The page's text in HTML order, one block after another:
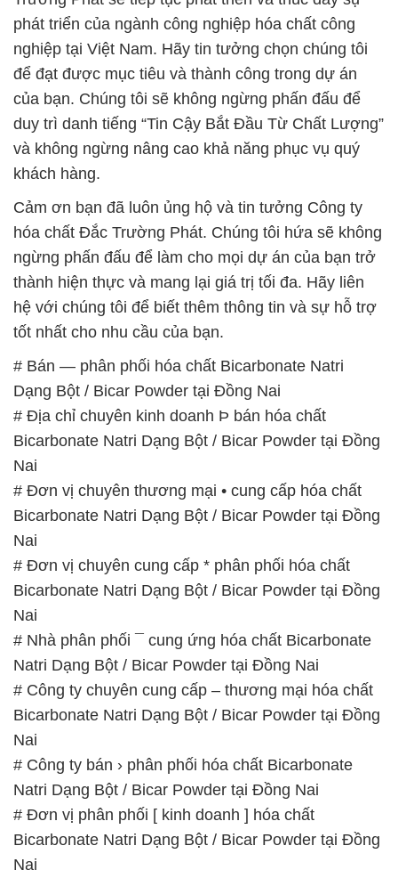
duy trì danh tiếng “Tin Cậy Bắt Đầu Từ Chất Lượng”
và không ngừng nâng cao khả năng phục vụ quý
khách hàng.
Cảm ơn bạn đã luôn ủng hộ và tin tưởng Công ty
hóa chất Đắc Trường Phát. Chúng tôi hứa sẽ không
ngừng phấn đấu để làm cho mọi dự án của bạn trở
thành hiện thực và mang lại giá trị tối đa. Hãy liên
hệ với chúng tôi để biết thêm thông tin và sự hỗ trợ
tốt nhất cho nhu cầu của bạn.
# Bán — phân phối hóa chất Bicarbonate Natri
Dạng Bột / Bicar Powder tại Đồng Nai
# Địa chỉ chuyên kinh doanh Þ bán hóa chất
Bicarbonate Natri Dạng Bột / Bicar Powder tại Đồng
Nai
# Đơn vị chuyên thương mại • cung cấp hóa chất
Bicarbonate Natri Dạng Bột / Bicar Powder tại Đồng
Nai
# Đơn vị chuyên cung cấp * phân phối hóa chất
Bicarbonate Natri Dạng Bột / Bicar Powder tại Đồng
Nai
# Nhà phân phối ¯ cung ứng hóa chất Bicarbonate
Natri Dạng Bột / Bicar Powder tại Đồng Nai
# Công ty chuyên cung cấp – thương mại hóa chất
Bicarbonate Natri Dạng Bột / Bicar Powder tại Đồng
Nai
# Công ty bán › phân phối hóa chất Bicarbonate
Natri Dạng Bột / Bicar Powder tại Đồng Nai
# Đơn vị phân phối [ kinh doanh ] hóa chất
Bicarbonate Natri Dạng Bột / Bicar Powder tại Đồng
Nai
# Cty phân phối © cung ứng hóa chất Bicarbonate
Natri Dạng Bột / Bicar Powder tại Đồng Nai
# Công ty chuyên cung cấp ♦ cung ứng hóa chất
Bicarbonate Natri Dạng Bột / Bicar Powder tại Đồng